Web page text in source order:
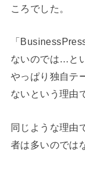
ころでした。
「
ないのでは…と
やっぱり独自テ
ないという理由
同じような理由
者は多いのでは